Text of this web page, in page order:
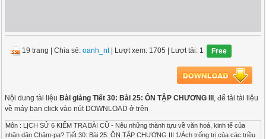
19 trang |Chia sẻ:oanh_nt| Lượt xem: 1705 | Lượt tải: 1 Free
Nội dung tài liệu Bài giảng Tiết 30: Bài 25: ÔN TẬP CHƯƠNG III , để tải tài liệu
về máy bạn click vào nút DOWNLOAD ở trên
Môn : LỊCH SỬ 6 KIỂM TRA BÀI CŨ - Nêu những thành tựu về văn hoá, kinh tế của
nhân dân Chăm-pa? Tiết 30: Bài 25: ÔN TẬP CHƯƠNG III 1/Ách trống trị của các triều